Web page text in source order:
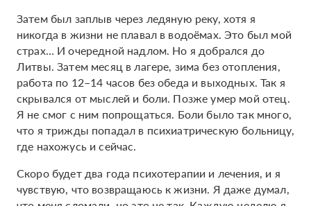
Затем был заплыв через ледяную реку, хотя я
никогда в жизни не плавал в водоёмах. Это был мой
страх… И очередной надлом. Но я добрался до
Литвы. Затем месяц в лагере, зима без отопления,
работа по 12–14 часов без обеда и выходных. Так я
скрывался от мыслей и боли. Позже умер мой отец.
Я не смог с ним попрощаться. Боли было так много,
что я трижды попадал в психиатрическую больницу,
где нахожусь и сейчас.
Скоро будет два года психотерапии и лечения, и я
чувствую, что возвращаюсь к жизни. Я даже думал,